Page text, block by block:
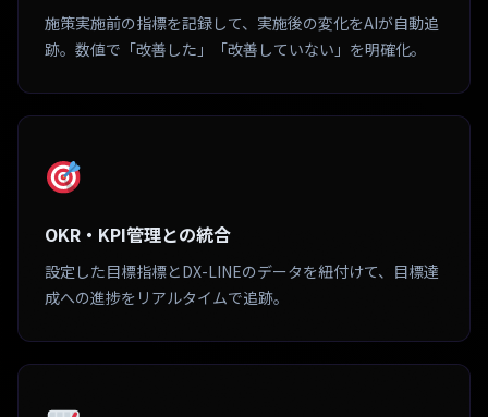
施策実施前の指標を記録して、実施後の変化をAIが自動追
跡。数値で「改善した」「改善していない」を明確化。
OKR・KPI管理との統合
設定した目標指標とDX-LINEのデータを紐付けて、目標達
成への進捗をリアルタイムで追跡。